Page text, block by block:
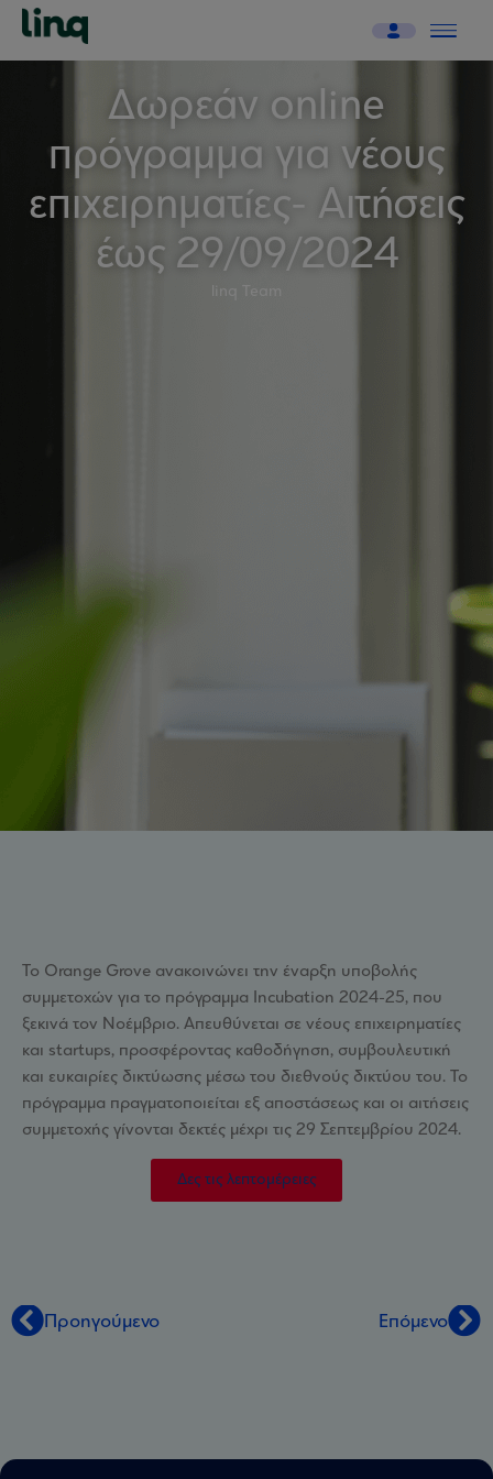
Δωρεάν online
πρόγραμμα για νέους
επιχειρηματίες- Αιτήσεις
έως 29/09/2024
linq Team
Το Orange Grove ανακοινώνει την έναρξη υποβολής
συμμετοχών για το πρόγραμμα Incubation 2024-25, που
ξεκινά τον Νοέμβριο. Απευθύνεται σε νέους επιχειρηματίες
και startups, προσφέροντας καθοδήγηση, συμβουλευτική
και ευκαιρίες δικτύωσης μέσω του διεθνούς δικτύου του. Το
πρόγραμμα πραγματοποιείται εξ αποστάσεως και οι αιτήσεις
συμμετοχής γίνονται δεκτές μέχρι τις 29 Σεπτεμβρίου 2024.
Δες τις λεπτομέρειες
Προηγούμενο Επόμενο